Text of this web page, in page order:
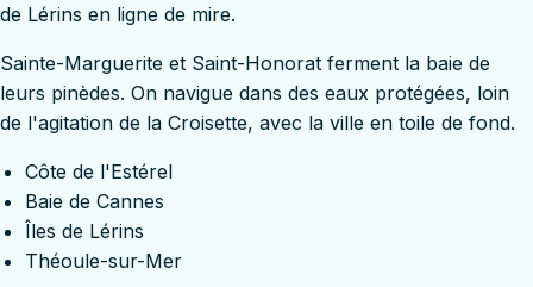
de Lérins en ligne de mire.
Sainte-Marguerite et Saint-Honorat ferment la baie de
leurs pinèdes. On navigue dans des eaux protégées, loin
de l'agitation de la Croisette, avec la ville en toile de fond.
Côte de l'Estérel
Baie de Cannes
Îles de Lérins
Théoule-sur-Mer